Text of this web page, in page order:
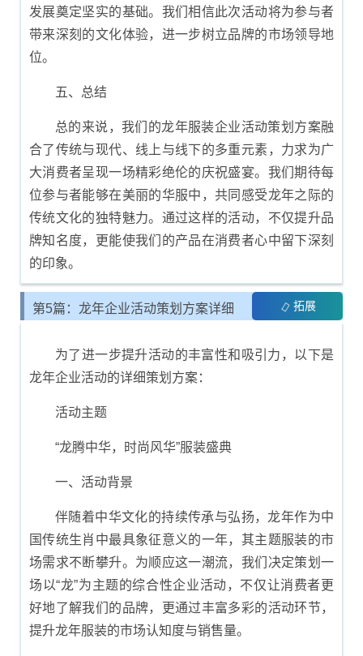
发展奠定坚实的基础。我们相信此次活动将为参与者
带来深刻的文化体验，进一步树立品牌的市场领导地
位。
五、总结
总的来说，我们的龙年服装企业活动策划方案融
合了传统与现代、线上与线下的多重元素，力求为广
大消费者呈现一场精彩绝伦的庆祝盛宴。我们期待每
位参与者能够在美丽的华服中，共同感受龙年之际的
传统文化的独特魅力。通过这样的活动，不仅提升品
牌知名度，更能使我们的产品在消费者心中留下深刻
的印象。
第5篇：龙年企业活动策划方案详细 拓展
为了进一步提升活动的丰富性和吸引力，以下是
龙年企业活动的详细策划方案：
活动主题
“龙腾中华，时尚风华”服装盛典
一、活动背景
伴随着中华文化的持续传承与弘扬，龙年作为中
国传统生肖中最具象征意义的一年，其主题服装的市
场需求不断攀升。为顺应这一潮流，我们决定策划一
场以“龙”为主题的综合性企业活动，不仅让消费者更
好地了解我们的品牌，更通过丰富多彩的活动环节，
提升龙年服装的市场认知度与销售量。